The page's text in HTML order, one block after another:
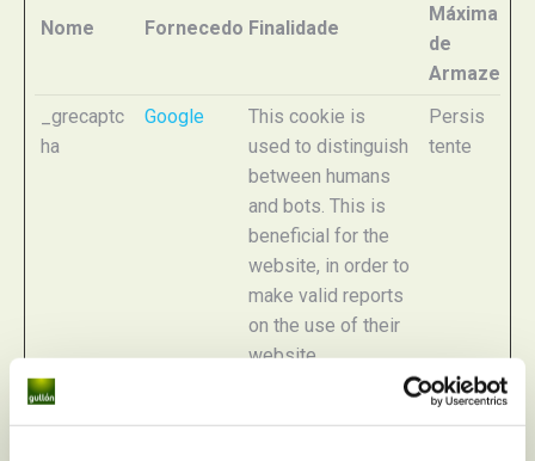
Nome FornecedorFinalidade
Máxima
de
_grecaptc
ha
Google
This cookie is
used to distinguish
between humans
and bots. This is
beneficial for the
website, in order to
make valid reports
on the use of their
website.
Persis
tente
_GRECAP
TCHA
used to distinguish
180
dias